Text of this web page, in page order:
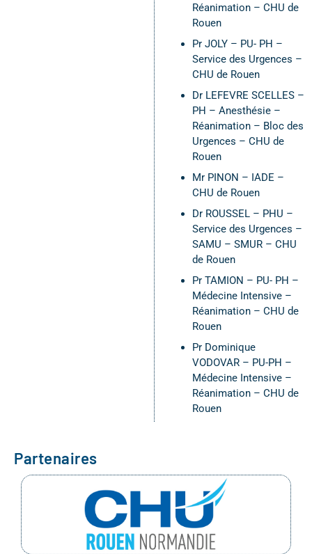
Réanimation – CHU de
Rouen
Pr JOLY – PU- PH –
Service des Urgences –
CHU de Rouen
Dr LEFEVRE SCELLES –
PH – Anesthésie –
Réanimation – Bloc des
Urgences – CHU de
Rouen
Mr PINON – IADE –
CHU de Rouen
Dr ROUSSEL – PHU –
Service des Urgences –
SAMU – SMUR – CHU
de Rouen
Pr TAMION – PU- PH –
Médecine Intensive –
Réanimation – CHU de
Rouen
Pr Dominique
VODOVAR – PU-PH –
Médecine Intensive –
Réanimation – CHU de
Rouen
Partenaires